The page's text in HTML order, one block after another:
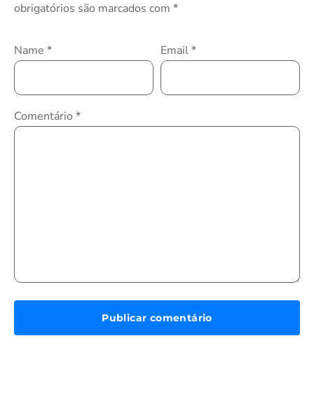
obrigatórios são marcados com *
Name * Email*
Comentário *